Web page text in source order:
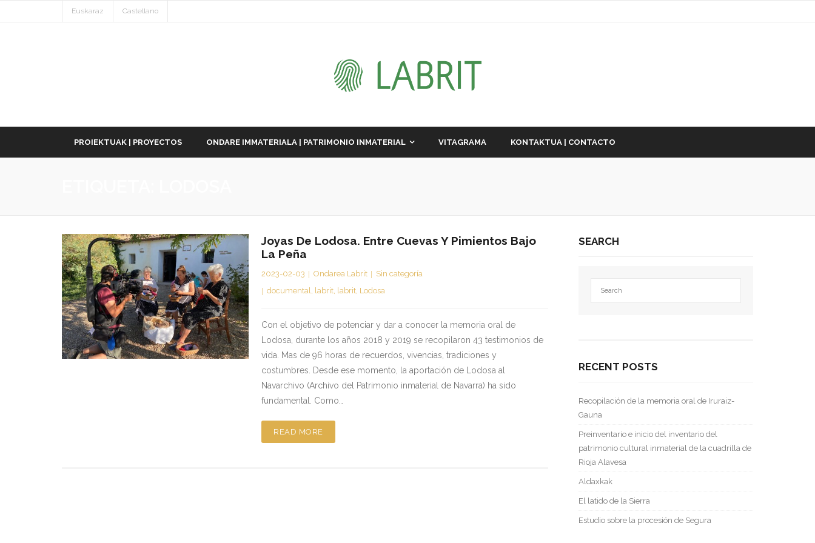
Euskaraz Castellano
PROIEKTUAK | PROYECTOS ONDARE IMMATERIALA | PATRIMONIO INMATERIAL VITAGRAMA KONTAKTUA | CONTACTO
Joyas De Lodosa. Entre Cuevas Y Pimientos Bajo
La Peña
2023-02-03 Ondarea Labrit
Sin categoría
documental, labrit, labrit, Lodosa
Con el objetivo de potenciar y dar a conocer la memoria oral de
Lodosa, durante los años 2018 y 2019 se recopilaron 43 testimonios de
vida. Mas de 96 horas de recuerdos, vivencias, tradiciones y
costumbres. Desde ese momento, la aportación de Lodosa al
Navarchivo (Archivo del Patrimonio inmaterial de Navarra) ha sido
fundamental. Como…
READ MORE
SEARCH
RECENT POSTS
Recopilación de la memoria oral de Iruraiz-
Gauna
Preinventario e inicio del inventario del
patrimonio cultural inmaterial de la cuadrilla de
Rioja Alavesa
Aldaxkak
El latido de la Sierra
Estudio sobre la procesión de Segura